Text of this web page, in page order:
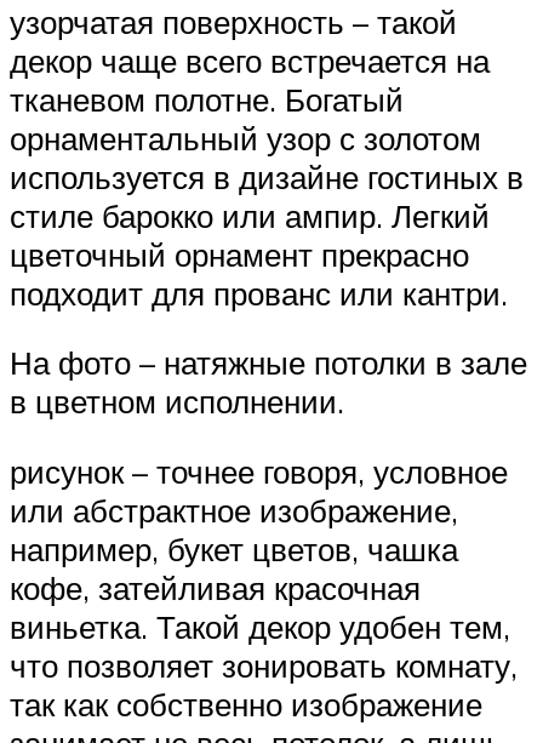
узорчатая поверхность – такой
декор чаще всего встречается на
тканевом полотне. Богатый
орнаментальный узор с золотом
используется в дизайне гостиных в
стиле барокко или ампир. Легкий
цветочный орнамент прекрасно
подходит для прованс или кантри.
На фото – натяжные потолки в зале
в цветном исполнении.
рисунок – точнее говоря, условное
или абстрактное изображение,
например, букет цветов, чашка
кофе, затейливая красочная
виньетка. Такой декор удобен тем,
что позволяет зонировать комнату,
так как собственно изображение